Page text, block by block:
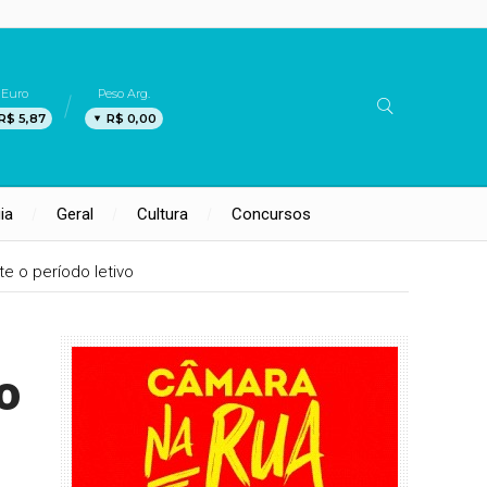
Euro
5,87
Peso Arg.
R$ 0,00
Geral Cultura Concursos
o período letivo